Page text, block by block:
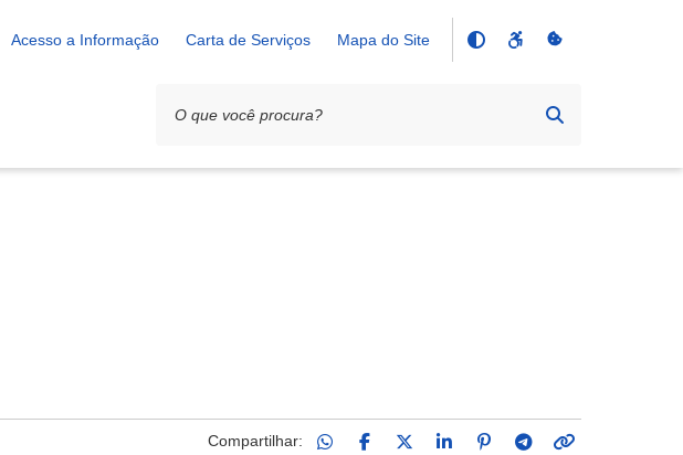
Acesso a Informação Carta de Serviços Mapa do Site
Compartilhar: